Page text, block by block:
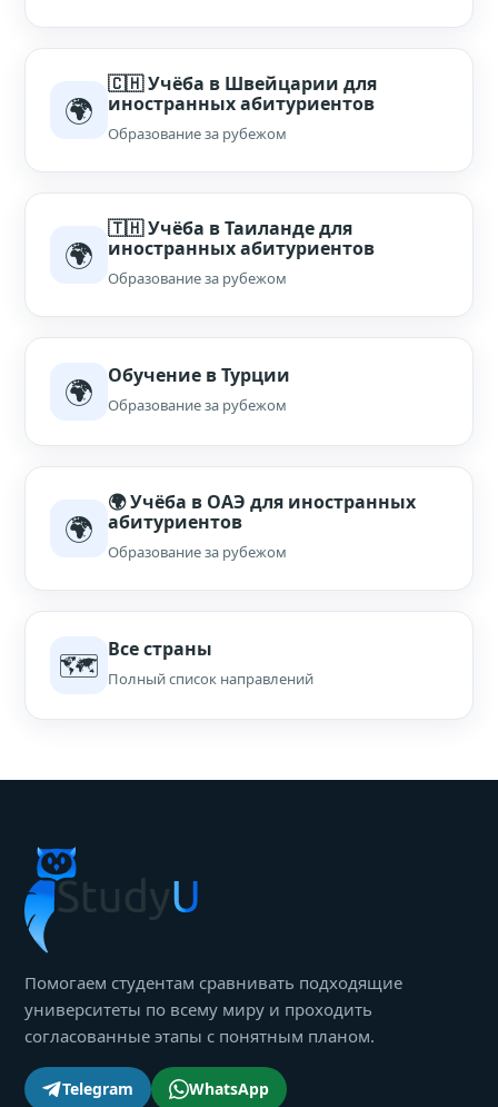
🌍
🇨🇭 Учёба в Швейцарии для
иностранных абитуриентов
Образование за рубежом
🌍
🇹🇭 Учёба в Таиланде для
иностранных абитуриентов
Образование за рубежом
🌍 Обучение в Турции
Образование за рубежом
🌍
🌍 Учёба в ОАЭ для иностранных
абитуриентов
Образование за рубежом
🗺 Все страны
Полный список направлений
Помогаем студентам сравнивать подходящие
университеты по всему миру и проходить
согласованные этапы с понятным планом.
Telegram WhatsApp